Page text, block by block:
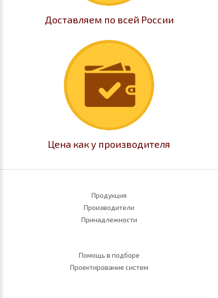
Доставляем по всей России
Цена как у производителя
Продукция
Производители
Принадлежности
Помощь в подборе
Проектирование систем